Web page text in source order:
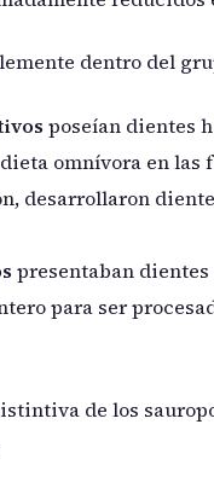
dentro del
poseían dientes
omnívora en las
desarrollaron
presentaban
para ser
de los